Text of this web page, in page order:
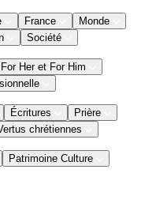
France
Monde
Société
For Her et For Him
Écritures
Prière
chrétiennes
Patrimoine Culture